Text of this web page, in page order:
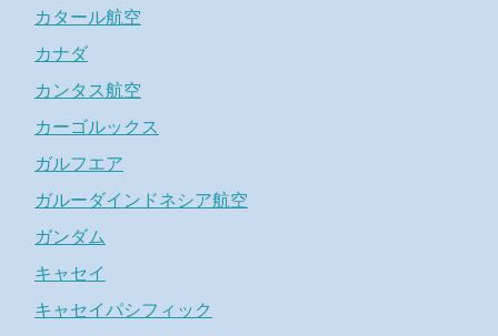
カタール航空
カナダ
カンタス航空
カーゴルックス
ガルフエア
ガルーダインドネシア航空
ガンダム
キャセイ
キャセイパシフィック